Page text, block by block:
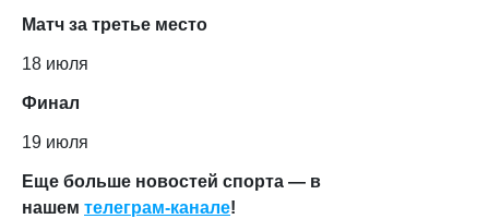
Матч за третье место
18 июля
Финал
19 июля
Еще больше новостей спорта — в
нашем телеграм-канале!